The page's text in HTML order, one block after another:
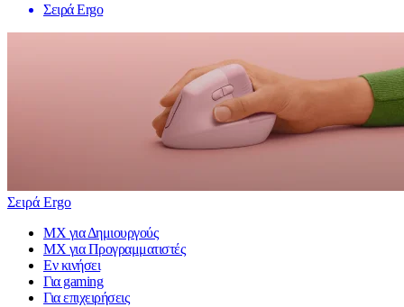
Σειρά Ergo
Σειρά Ergo
MX για Δημιουργούς
MX για Προγραμματιστές
Εν κινήσει
Για gaming
Για επιχειρήσεις